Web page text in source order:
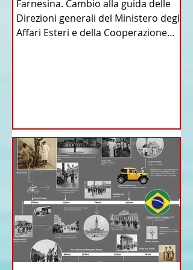
Farnesina. Cambio alla guida delle
Direzioni generali del Ministero degli
Affari Esteri e della Cooperazione